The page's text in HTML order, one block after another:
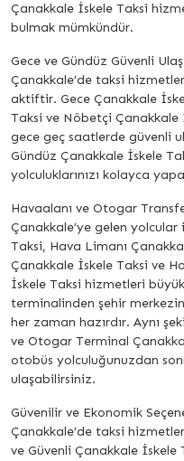
Çanakkale İskele Taksi
bulmak mümkündür.
Gece ve Gündüz Güvenli
Çanakkale’de taksi
aktiftir. Gece Çanakkale
Taksi ve Nöbetçi Çanakkale
gece geç saatlerde güvenli
Gündüz Çanakkale İskele
yolculuklarınızı kolayca
Havaalanı ve Otogar
Çanakkale’ye gelen
Taksi, Hava Limanı
Çanakkale İskele Taksi ve
İskele Taksi hizmetleri
terminalinden şehir
her zaman hazırdır. Aynı
ve Otogar Terminal
otobüs yolculuğunuzdan
ulaşabilirsiniz.
Güvenilir ve Ekonomik
Çanakkale’de taksi
ve Güvenli Çanakkale İskele